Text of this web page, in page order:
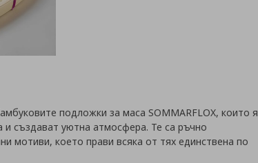
подложки за маса SOMMARFLOX, които я
създават уютна атмосфера. Те са ръчно
мотиви, което прави всяка от тях единствена по